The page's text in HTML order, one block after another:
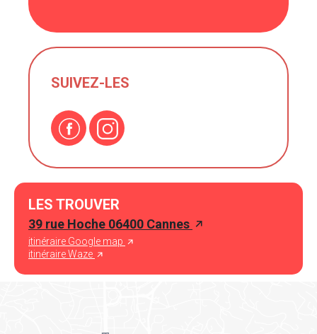
SUIVEZ-LES
LES TROUVER
39 rue Hoche 06400 Cannes
itinéraire Google map
itinéraire Waze